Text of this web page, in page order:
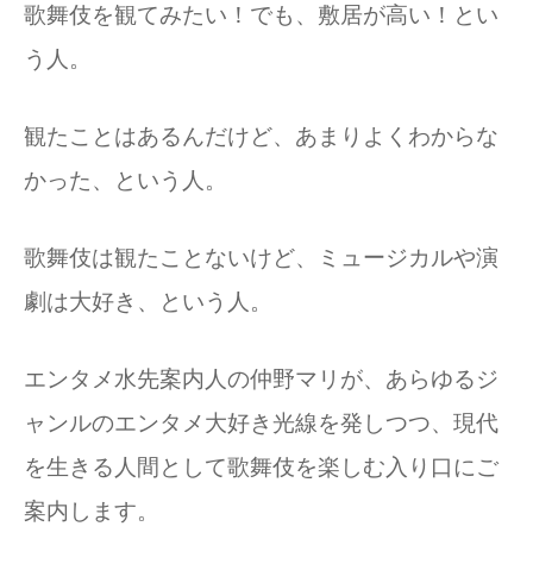
歌舞伎を観てみたい！でも、敷居が高い！とい
う人。
観たことはあるんだけど、あまりよくわからな
かった、という人。
歌舞伎は観たことないけど、ミュージカルや演
劇は大好き、という人。
エンタメ水先案内人の仲野マリが、あらゆるジ
ャンルのエンタメ大好き光線を発しつつ、現代
を生きる人間として歌舞伎を楽しむ入り口にご
案内します。